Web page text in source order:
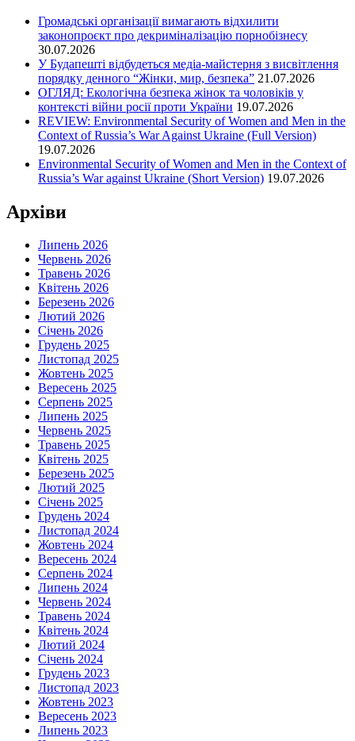
Громадські організації вимагають відхилити
законопроєкт про декриміналізацію порнобізнесу
30.07.2026
У Будапешті відбудеться медіа-майстерня з висвітлення
порядку денного “Жінки, мир, безпека” 21.07.2026
ОГЛЯД: Екологічна безпека жінок та чоловіків у
контексті війни росії проти України 19.07.2026
REVIEW: Environmental Security of Women and Men in the
Context of Russia’s War Against Ukraine (Full Version)
19.07.2026
Environmental Security of Women and Men in the Context of
Russia’s War against Ukraine (Short Version) 19.07.2026
Архіви
Липень 2026
Червень 2026
Травень 2026
Квітень 2026
Березень 2026
Лютий 2026
Січень 2026
Грудень 2025
Листопад 2025
Жовтень 2025
Вересень 2025
Серпень 2025
Липень 2025
Червень 2025
Травень 2025
Квітень 2025
Березень 2025
Лютий 2025
Січень 2025
Грудень 2024
Листопад 2024
Жовтень 2024
Вересень 2024
Серпень 2024
Липень 2024
Червень 2024
Травень 2024
Квітень 2024
Лютий 2024
Січень 2024
Грудень 2023
Листопад 2023
Жовтень 2023
Вересень 2023
Липень 2023